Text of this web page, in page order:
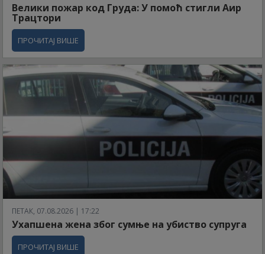
Велики пожар код Груда: У помоћ стигли Аир
Трацтори
ПРОЧИТАЈ ВИШЕ
ПЕТАК, 07.08.2026 | 17:22
Ухапшена жена због сумње на убиство супруга
ПРОЧИТАЈ ВИШЕ